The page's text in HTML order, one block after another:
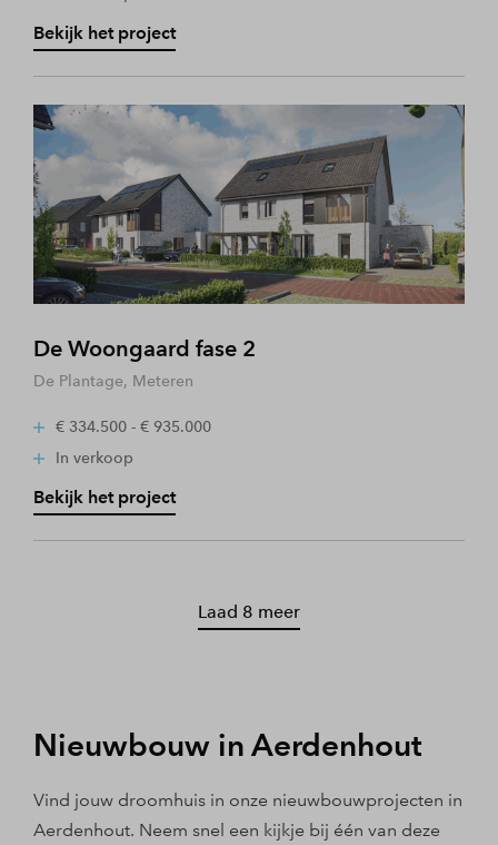
Bekijk het project
De Woongaard fase 2
De Plantage, Meteren
€ 334.500 - € 935.000
In verkoop
Bekijk het project
Laad 8 meer
Nieuwbouw in Aerdenhout
Vind jouw droomhuis in onze nieuwbouwprojecten in
Aerdenhout. Neem snel een kijkje bij één van deze